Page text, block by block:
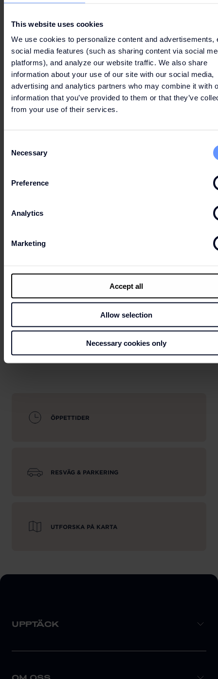
This website uses cookies
We use cookies to personalize content and advertisements,
social media features (such as sharing content via social
platforms), and analyze our website traffic. We also share
information about your use of our site with our social media,
advertising and analytics partners who may combine it with
information that you’ve provided to them or that they’ve
from your use of their services.
Selection
Necessary
Preference
Analytics
Marketing
Accept all
Allow selection
Necessary cookies only
info@hedefashionoutlet.se
Du kan också kontrollera ditt saldo genom att
kontakta kundservice via
info@hedefashionoutlet.se
eller på telefon 0300 -
57 00 00 klockan 10.00 – 19.00 alla dagar i
veckan. Vänligen ha ditt presentkortsnummer
LET'S GO
SHOPPING
ÖPPETTIDER
RESVÄG & PARKERING
UTFORSKA PÅ KARTA
UPPTÄCK